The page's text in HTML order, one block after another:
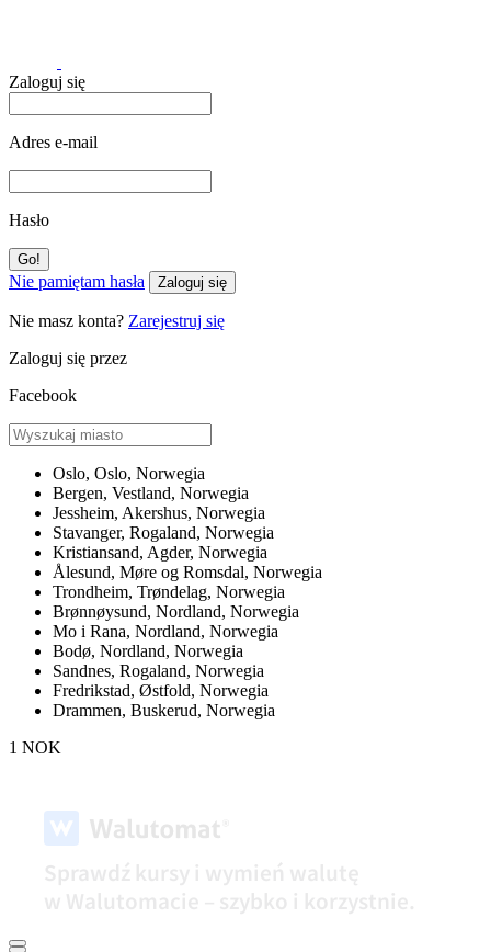
Zaloguj się
Adres e-mail
Hasło
Nie pamiętam hasła Zaloguj się
Nie masz konta? Zarejestruj się
Zaloguj się przez
Facebook
Oslo, Oslo, Norwegia
Bergen, Vestland, Norwegia
Jessheim, Akershus, Norwegia
Stavanger, Rogaland, Norwegia
Kristiansand, Agder, Norwegia
Ålesund, Møre og Romsdal, Norwegia
Trondheim, Trøndelag, Norwegia
Brønnøysund, Nordland, Norwegia
Mo i Rana, Nordland, Norwegia
Bodø, Nordland, Norwegia
Sandnes, Rogaland, Norwegia
Fredrikstad, Østfold, Norwegia
Drammen, Buskerud, Norwegia
1 NOK